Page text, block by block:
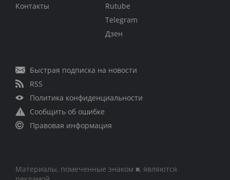
Контакты
Rutube
Telegram
Дзен
Быстрая подписка на новости
RSS
Политика конфиденциальности
Сообщить об ошибке
Правовая информация
Материалы, помеченные знаком ■, являются